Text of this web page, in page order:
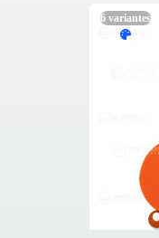
6 variantes